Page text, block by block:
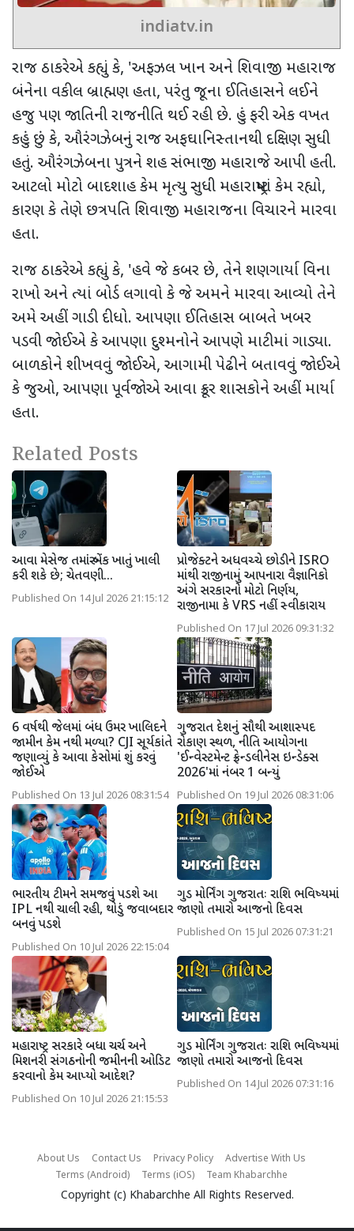
indiatv.in
રાજ ઠાકરેએ કહ્યું કે, 'અફઝલ ખાન અને શિવાજી મહારાજ
બંનેના વકીલ બ્રાહ્મણ હતા, પરંતુ જૂના ઈતિહાસને લઈને
હજુ પણ જાતિની રાજનીતિ થઈ રહી છે. હું ફરી એક વખત
કહું છું કે, ઔરંગઝેબનું રાજ અફઘાનિસ્તાનથી દક્ષિણ સુધી
હતું. ઔરંગઝેબના પુત્રને શહ સંભાજી મહારાજે આપી હતી.
આટલો મોટો બાદશાહ કેમ મૃત્યુ સુધી મહારાષ્ટ્રમાં કેમ રહ્યો,
કારણ કે તેણે છત્રપતિ શિવાજી મહારાજના વિચારને મારવા
હતા.
રાજ ઠાકરેએ કહ્યું કે, 'હવે જે કબર છે, તેને શણગાર્યા વિના
રાખો અને ત્યાં બોર્ડ લગાવો કે જે અમને મારવા આવ્યો તેને
અમે અહીં ગાડી દીધો. આપણા ઈતિહાસ બાબતે ખબર
પડવી જોઈએ કે આપણા દુશ્મનોને આપણે માટીમાં ગાડ્યા.
બાળકોને શીખવવું જોઈએ, આગામી પેઢીને બતાવવું જોઈએ
કે જુઓ, આપણા પૂર્વજોએ આવા ક્રૂર શાસકોને અહીં માર્યા
હતા.
Related Posts
આવા મેસેજ તમારું બેંક ખાતું ખાલી
કરી શકે છે; ચેતવણી...
Published On 14 Jul 2026 21:15:12
પ્રોજેક્ટને અધવચ્ચે છોડીને ISRO
માંથી રાજીનામું આપનારા વૈજ્ઞાનિકો
અંગે સરકારનો મોટો નિર્ણય,
રાજીનામા કે VRS નહીં સ્વીકારાય
Published On 17 Jul 2026 09:31:32
6 વર્ષથી જેલમાં બંધ ઉમર ખાલિદને
જામીન કેમ નથી મળ્યા? CJI સૂર્યકાંતે
જણાવ્યું કે આવા કેસોમાં શું કરવું
જોઈએ
Published On 13 Jul 2026 08:31:54
ગુજરાત દેશનું સૌથી આશાસ્પદ
રોકાણ સ્થળ, નીતિ આયોગના
'ઈન્વેસ્ટમેન્ટ ફ્રેન્ડલીનેસ ઇન્ડેક્સ
2026'માં નંબર 1 બન્યું
Published On 19 Jul 2026 08:31:06
ભારતીય ટીમને સમજવું પડશે આ
IPL નથી ચાલી રહી, થોડું જવાબદાર
બનવું પડશે
Published On 10 Jul 2026 22:15:04
ગુડ મોર્નિંગ ગુજરાતઃ રાશિ ભવિષ્યમાં
જાણો તમારો આજનો દિવસ
Published On 15 Jul 2026 07:31:21
મહારાષ્ટ્ર સરકારે બધા ચર્ચ અને
મિશનરી સંગઠનોની જમીનની ઓડિટ
કરવાનો કેમ આપ્યો આદેશ?
Published On 10 Jul 2026 21:15:53
ગુડ મોર્નિંગ ગુજરાતઃ રાશિ ભવિષ્યમાં
જાણો તમારો આજનો દિવસ
Published On 14 Jul 2026 07:31:16
About Us Contact Us Privacy Policy
Advertise With Us
Terms (Android)
Terms (iOS) Team Khabarchhe
Copyright (c) Khabarchhe All Rights Reserved.